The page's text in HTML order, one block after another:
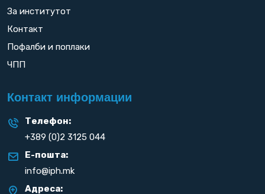
За институтот
Контакт
Пофалби и поплаки
ЧПП
Контакт информации
Телефон:
+389 (0)2 3125 044
Е-пошта:
info@iph.mk
Адреса: